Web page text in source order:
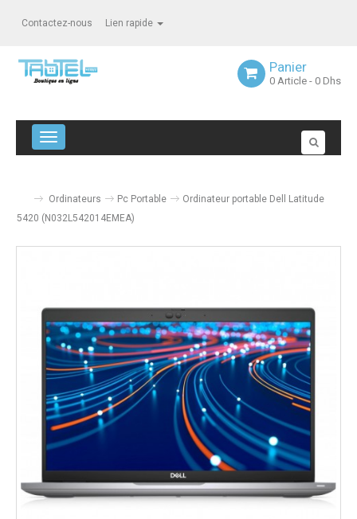
Contactez-nous Lien rapide
Panier
0 Article - 0 Dhs
Navigation bascule
Ordinateurs Pc Portable
Ordinateur portable Dell Latitude
5420 (N032L542014EMEA)